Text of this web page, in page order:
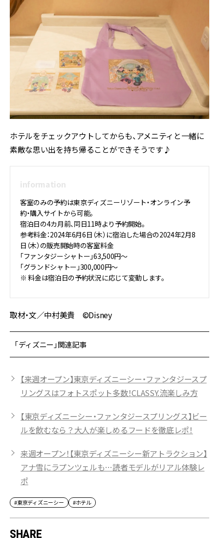
ホテルをチェックアウトしてからも、アメニティと一緒に
素敵な思い出を持ち帰ることができそうです♪
information
客室のみの予約は東京ディズニーリゾート・オンライン予
約・購入サイトから可能。
宿泊日の4カ月前、同日11時より予約開始。
参考料金：2024年6月6日（木）に宿泊した場合の2024年2月8
日（木）の販売開始時の客室料金
「ファンタジーシャトー」63,500円～
「グランドシャトー」300,000円～
※ 料金は宿泊日の予約状況に応じて変動します。
取材・文／中村美貴 ©Disney
「ディズニー」関連記事
【来週オープン】東京ディズニーシー・ファンタジースプ
リングスはフォトスポット多数！CLASSY.流楽しみ方
【東京ディズニーシー・ファンタジースプリングス】ビー
ルを飲むなら？大人が楽しめるフードを徹底レポ！
来週オープン！【東京ディズニーシー新アトラクション】
アナ雪にラプンツェルも…読者モデルがリアル体験レ
ポ
#東京ディズニーシー #ホテル
SHARE